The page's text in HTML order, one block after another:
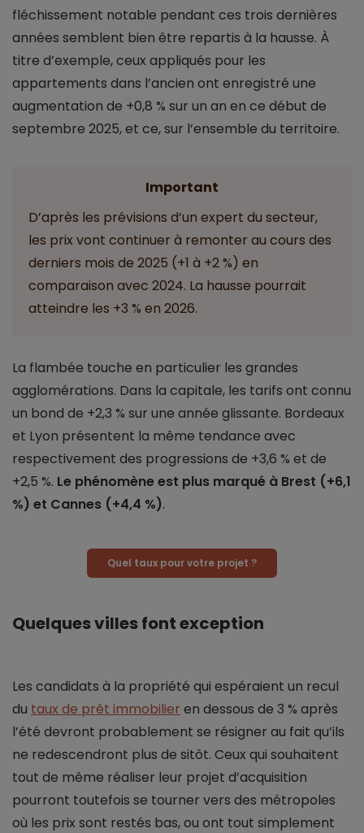
fléchissement notable pendant ces trois dernières
années semblent bien être repartis à la hausse. À
titre d’exemple, ceux appliqués pour les
appartements dans l’ancien ont enregistré une
augmentation de +0,8 % sur un an en ce début de
septembre 2025, et ce, sur l’ensemble du territoire.
Important
D’après les prévisions d’un expert du secteur,
les prix vont continuer à remonter au cours des
derniers mois de 2025 (+1 à +2 %) en
comparaison avec 2024. La hausse pourrait
atteindre les +3 % en 2026.
La flambée touche en particulier les grandes
agglomérations. Dans la capitale, les tarifs ont connu
un bond de +2,3 % sur une année glissante. Bordeaux
et Lyon présentent la même tendance avec
respectivement des progressions de +3,6 % et de
+2,5 %. Le phénomène est plus marqué à Brest (+6,1
%) et Cannes (+4,4 %).
Quel taux pour votre projet ?
Quelques villes font exception
Les candidats à la propriété qui espéraient un recul
du taux de prêt immobilier en dessous de 3 % après
l’été devront probablement se résigner au fait qu’ils
ne redescendront plus de sitôt. Ceux qui souhaitent
tout de même réaliser leur projet d’acquisition
pourront toutefois se tourner vers des métropoles
où les prix sont restés bas, ou ont tout simplement